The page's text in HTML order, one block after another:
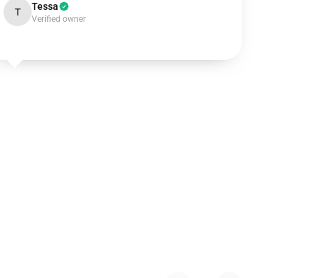
T Tessa
Verified owner